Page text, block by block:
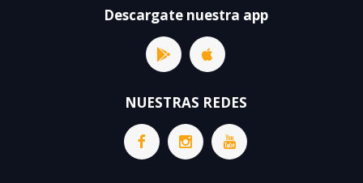
Descargate nuestra app
NUESTRAS REDES